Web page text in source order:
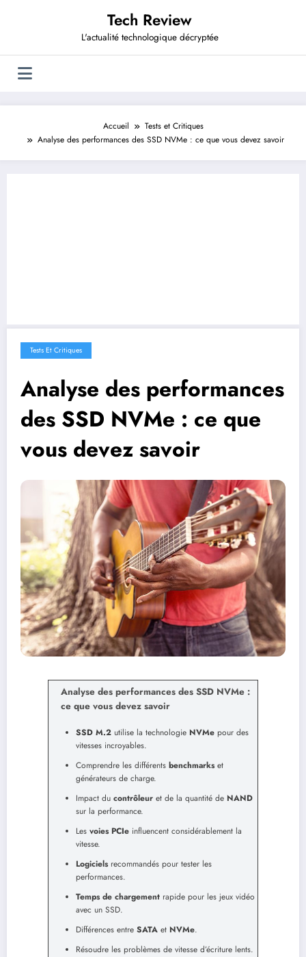
Tech Review
L'actualité technologique décryptée
Accueil
Tests et Critiques
Analyse des performances des SSD NVMe : ce que vous devez savoir
Tests Et Critiques
Analyse des performances
des SSD NVMe : ce que
vous devez savoir
Analyse des performances des SSD NVMe :
ce que vous devez savoir
SSD M.2 utilise la technologie NVMe pour des
vitesses incroyables.
Comprendre les différents benchmarkset
générateurs de charge.
Impact du contrôleur et de la quantité de NAND
sur la performance.
Les voies PCIe influencent considérablement la
vitesse.
Logicielsrecommandés pour tester les
performances.
Temps de chargement rapide pour les jeux vidéo
avec un SSD.
Différences entre SATA et NVMe.
Résoudre les problèmes de vitesse d’écriture lents.